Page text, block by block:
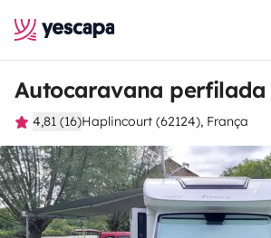
4,81 (16)Haplincourt (62124), França